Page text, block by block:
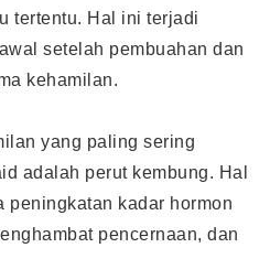
tertentu. Hal ini terjadi
setelah pembuahan dan
kehamilan.
yang paling sering
adalah perut kembung. Hal
peningkatan kadar hormon
pencernaan, dan